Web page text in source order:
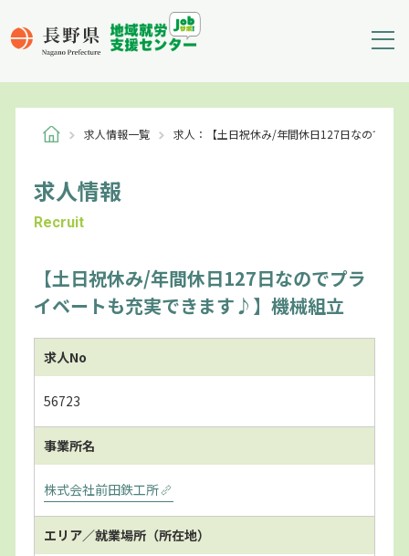
求人情報一覧 求人：【土日祝休み/年間休日127日なのでプ
求人情報
Recruit
【土日祝休み/年間休日127日なのでプラ
イベートも充実できます♪】機械組立
求人No
56723
事業所名
株式会社前田鉄工所
エリア／就業場所（所在地）